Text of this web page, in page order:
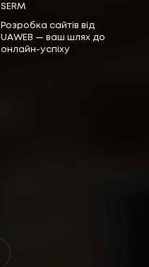
SERM
Розробка сайтів від
UAWEB — ваш шлях до
онлайн-успіху